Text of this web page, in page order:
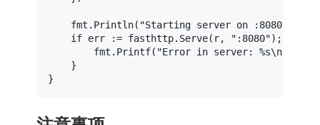
	fmt.Println(
"Starting server on :8080..."
if err := fasthttp.Serve(r, ":8080"); err
		fmt.Printf(
"Error in server: %s\n"